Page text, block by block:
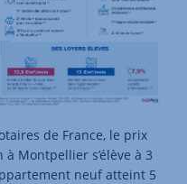
de France, le prix
Montpellier s’élève à 3
neuf atteint 5